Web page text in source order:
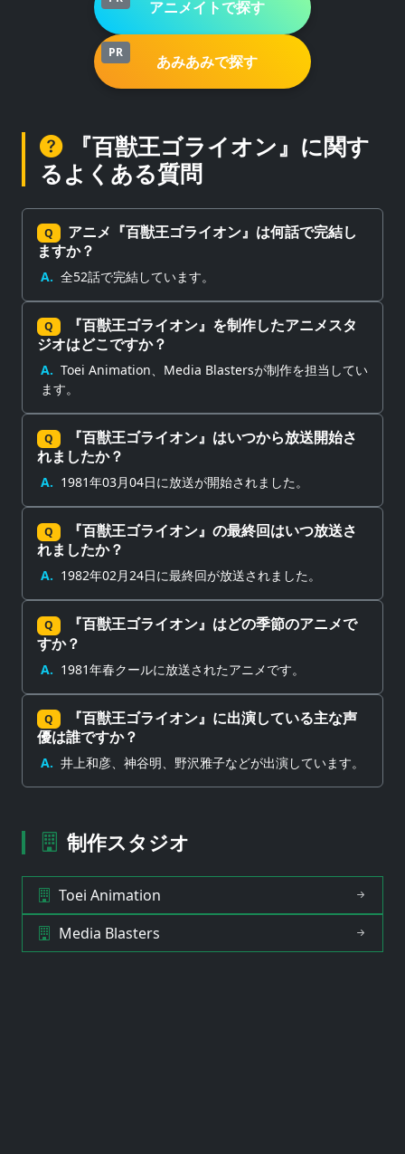
アニメイトで探す
PR あみあみで探す
『百獣王ゴライオン』に関す
るよくある質問
Q
アニメ『百獣王ゴライオン』は何話で完結し
ますか？
A. 全52話で完結しています。
Q
『百獣王ゴライオン』を制作したアニメスタ
ジオはどこですか？
A. Toei Animation、Media Blastersが制作を担当してい
ます。
Q
『百獣王ゴライオン』はいつから放送開始さ
れましたか？
A. 1981年03月04日に放送が開始されました。
Q
『百獣王ゴライオン』の最終回はいつ放送さ
れましたか？
A. 1982年02月24日に最終回が放送されました。
Q
『百獣王ゴライオン』はどの季節のアニメで
すか？
A. 1981年春クールに放送されたアニメです。
Q
『百獣王ゴライオン』に出演している主な声
優は誰ですか？
A. 井上和彦、神谷明、野沢雅子などが出演しています。
制作スタジオ
Toei Animation
Media Blasters